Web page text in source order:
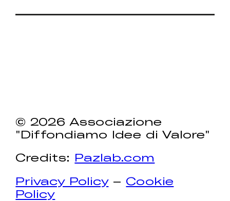
© 2026 Associazione
"Diffondiamo Idee di Valore"
Credits: Pazlab.com
Privacy Policy– Cookie
Policy